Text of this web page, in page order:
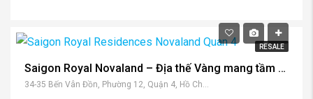
RESALE
Saigon Royal Novaland – Địa thế Vàng mang tầm nhìn vươn cao
34-35 Bến Vân Đồn, Phường 12, Quận 4, Hồ Chí Minh, Việt Nam